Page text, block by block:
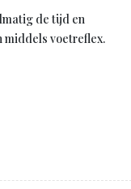
de tijd en
middels voetreflex.